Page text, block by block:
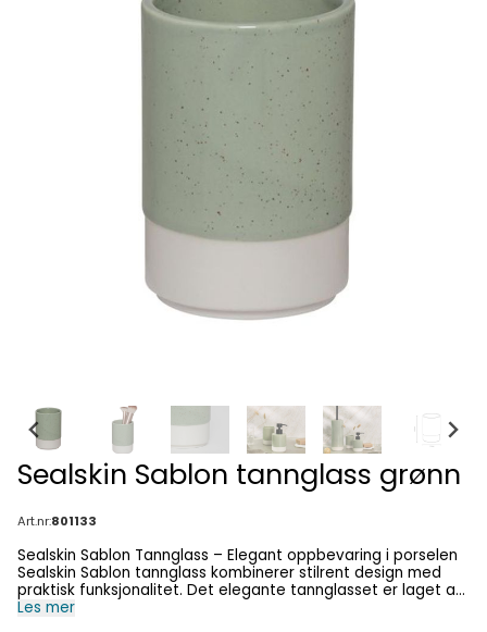
Sealskin Sablon tannglass grønn
Art.nr:801133
Sealskin Sablon Tannglass – Elegant oppbevaring i porselen
Sealskin Sablon tannglass kombinerer stilrent design med
praktisk funksjonalitet. Det elegante tannglasset er laget av
eksklusivt porselen og passer perfekt inn i moderne
Les mer